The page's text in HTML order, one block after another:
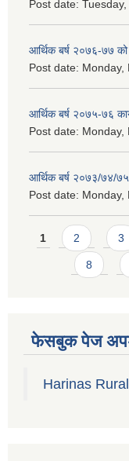
Post date:
आर्थिक बर्ष २०७६-७७ को
Post date: Monday,
आर्थिक बर्ष २०७५-७६
Post date: Monday,
आर्थिक बर्ष २०७३/७४/
Post date: Monday,
Pages
1 2 3
8
फेसबुक पेज
Harinas